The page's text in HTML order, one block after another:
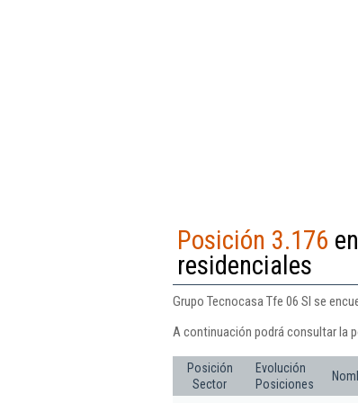
Posición 3.176
residenciales
Grupo Tecnocasa Tfe 06 Sl se
A continuación podrá consultar la
Posición
Sector
Evolución
Posiciones